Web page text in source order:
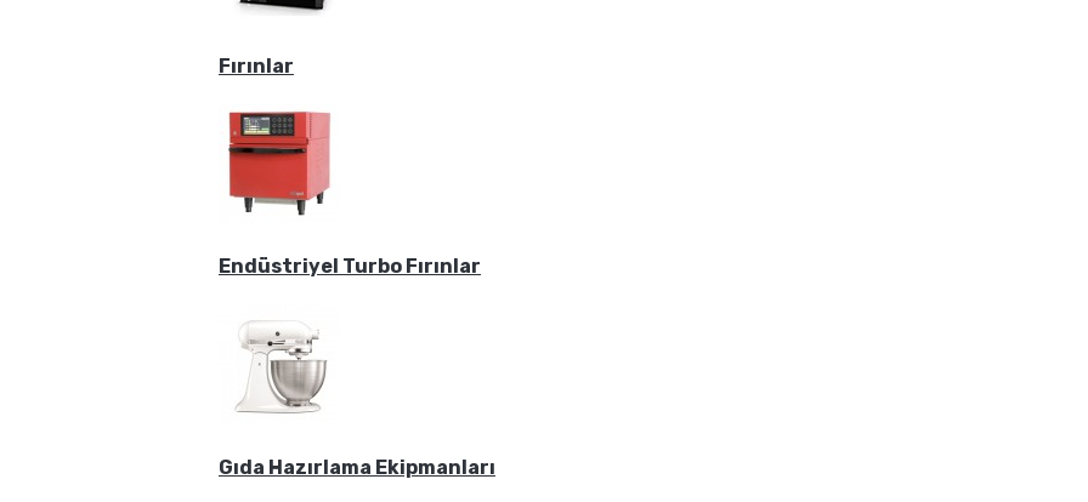
Fırınlar
Endüstriyel Turbo Fırınlar
Gıda Hazırlama Ekipmanları